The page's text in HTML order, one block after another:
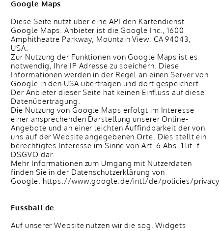
Google Maps
Diese Seite nutzt über eine API den Kartendienst
Google Maps. Anbieter ist die Google Inc., 1600
Amphitheatre Parkway, Mountain View, CA 94043,
USA.
Zur Nutzung der Funktionen von Google Maps ist es
notwendig, Ihre IP Adresse zu speichern. Diese
Informationen werden in der Regel an einen Server von
Google in den USA übertragen und dort gespeichert.
Der Anbieter dieser Seite hat keinen Einfluss auf diese
Datenübertragung.
Die Nutzung von Google Maps erfolgt im Interesse
einer ansprechenden Darstellung unserer Online-
Angebote und an einer leichten Auffindbarkeit der von
uns auf der Website angegebenen Orte. Dies stellt ein
berechtigtes Interesse im Sinne von Art. 6 Abs. 1 lit. f
DSGVO dar.
Mehr Informationen zum Umgang mit Nutzerdaten
finden Sie in der Datenschutzerklärung von
Google: https://www.google.de/intl/de/policies/
Fussball.de
Auf unserer Website nutzen wir die sog. Widgets